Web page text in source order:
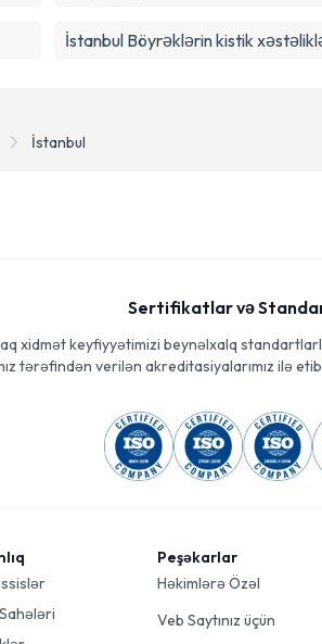
İstanbul
İstanbul Böyrəklərin kistik
Sertifikatlar və
xidmət keyfiyyətimizi beynəlxalq
tərəfindən verilən akreditasiyalarımız ilə
Peşəkarlar
Həkimlərə Özəl
Veb Saytınız üçün